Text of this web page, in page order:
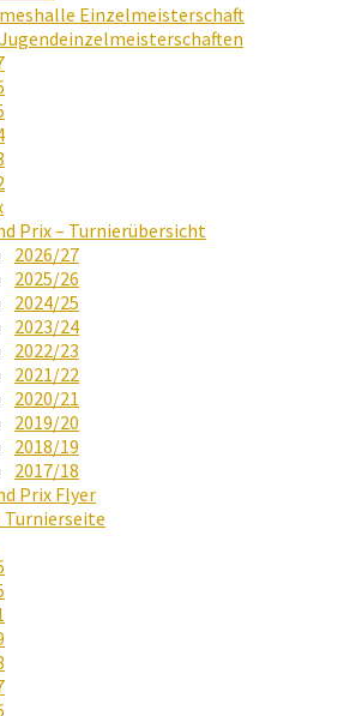
Einzelmeisterschaft
Prix – Turnierübersicht
2026/27
2025/26
2024/25
2023/24
2022/23
2021/22
2020/21
2019/20
2018/19
2017/18
Prix Flyer
Turnierseite